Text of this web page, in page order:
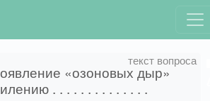
«озоновых дыр»
. . . . . . . . . . . . . .